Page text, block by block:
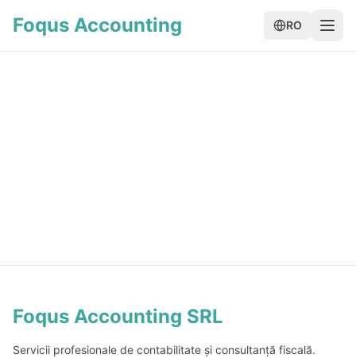
Foqus Accounting RO
Foqus Accounting SRL
Servicii profesionale de contabilitate și consultanță fiscală.